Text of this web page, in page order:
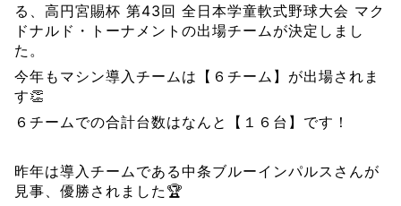
る、高円宮賜杯 第43回 全日本学童軟式野球大会 マク
ドナルド・トーナメントの出場チームが決定しまし
た。
今年もマシン導入チームは【６チーム】が出場されま
す👏
６チームでの合計台数はなんと【１６台】です！
昨年は導入チームである中条ブルーインパルスさんが
見事、優勝されました🏆